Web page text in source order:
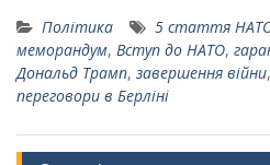
Політика 5 стаття
меморандум, Вступ до НАТО,
Дональд Трамп, завершення війни,
переговори в Берліні